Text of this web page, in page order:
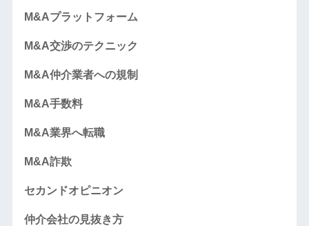
M&Aプラットフォーム
M&A交渉のテクニック
M&A仲介業者への規制
M&A手数料
M&A業界へ転職
M&A詐欺
セカンドオピニオン
仲介会社の見抜き方